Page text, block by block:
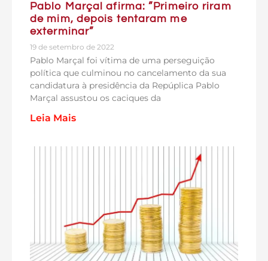
Pablo Marçal afirma: ”Primeiro riram
de mim, depois tentaram me
exterminar”
19 de setembro de 2022
Pablo Marçal foi vítima de uma perseguição
política que culminou no cancelamento da sua
candidatura à presidência da Repúplica Pablo
Marçal assustou os caciques da
Leia Mais